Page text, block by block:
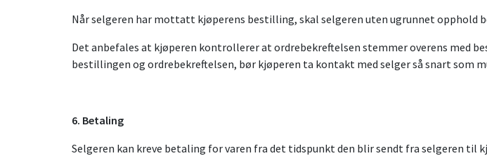
Når selgeren har mottatt kjøperens bestilling, skal selgeren uten ugrunnet opphold
Det anbefales at kjøperen kontrollerer at ordrebekreftelsen stemmer overens med
bestillingen og ordrebekreftelsen, bør kjøperen ta kontakt med selger så snart som
6. Betaling
Selgeren kan kreve betaling for varen fra det tidspunkt den blir sendt fra selgeren til